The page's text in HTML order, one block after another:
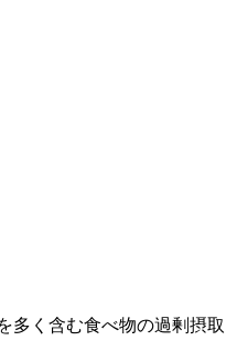
多く含む食べ物の過剰摂取